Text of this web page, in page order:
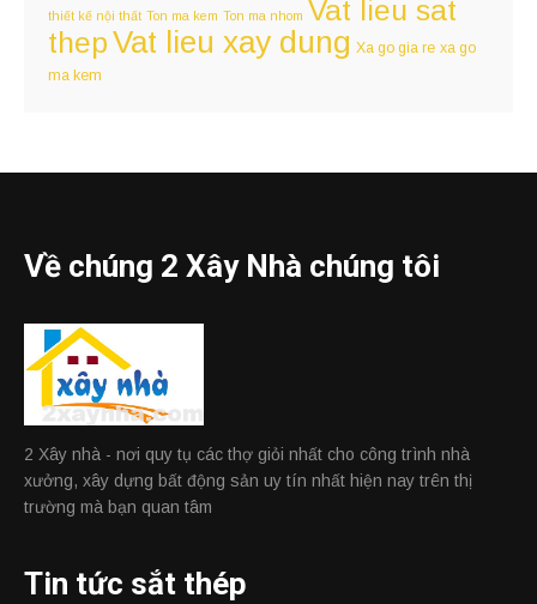
thiết kế nội thất Ton ma kem Ton ma nhom Vat lieu sat
thepVat lieu xay dung Xa go gia re xa go
ma kem
Về chúng 2 Xây Nhà chúng tôi
2 Xây nhà - nơi quy tụ các thợ giỏi nhất cho công trình nhà
xưởng, xây dựng bất động sản uy tín nhất hiện nay trên thị
trường mà bạn quan tâm
Tin tức sắt thép